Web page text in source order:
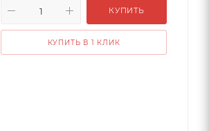
КУПИТЬ
КУПИТЬ В 1 КЛИК